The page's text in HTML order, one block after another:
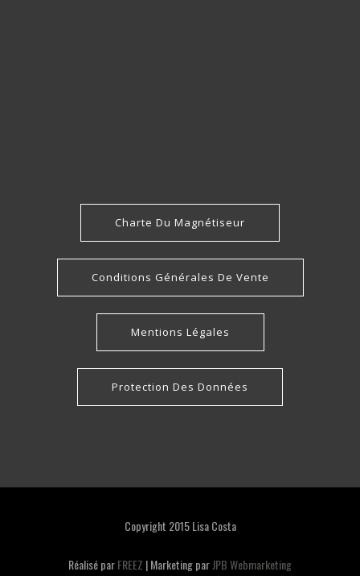
Charte Du Magnétiseur
Conditions Générales De Vente
Mentions Légales
Protection Des Données
Copyright 2015 Lisa Costa
Réalisé parFREEZ | Marketing parJPB Webmarketing